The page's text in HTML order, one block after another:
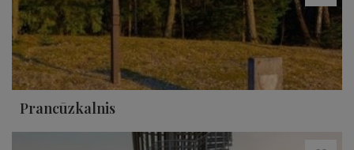
Prancūzkalnis